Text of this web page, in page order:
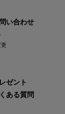
い合わせ
ゼント
ある質問